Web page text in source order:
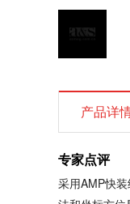
产品详
专家点评
采用AMP快